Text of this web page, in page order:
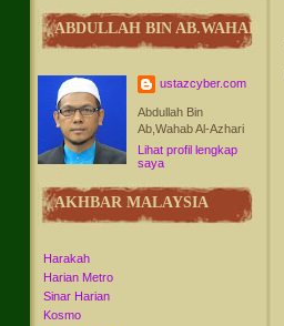
ABDULLAH BIN AB.WAHAB
ustazcyber.com
Abdullah Bin
Ab,Wahab Al-Azhari
Lihat profil lengkap
saya
AKHBAR MALAYSIA
Harakah
Harian Metro
Sinar Harian
Kosmo